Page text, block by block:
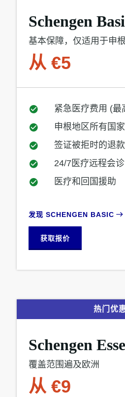
Schengen
基本保障，仅适用于申
从 €5
紧急医疗费用 (最
申根地区所有国
签证被拒时的退款
24/7医疗远程会诊
医疗和回国援助
发现 SCHENGEN BASIC
获取报价
热门优
Schengen
覆盖范围遍及欧洲
从 €9